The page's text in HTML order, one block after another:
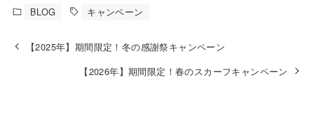
BLOG キャンペーン
【2025年】期間限定！冬の感謝祭キャンペーン
【2026年】期間限定！春のスカーフキャンペーン